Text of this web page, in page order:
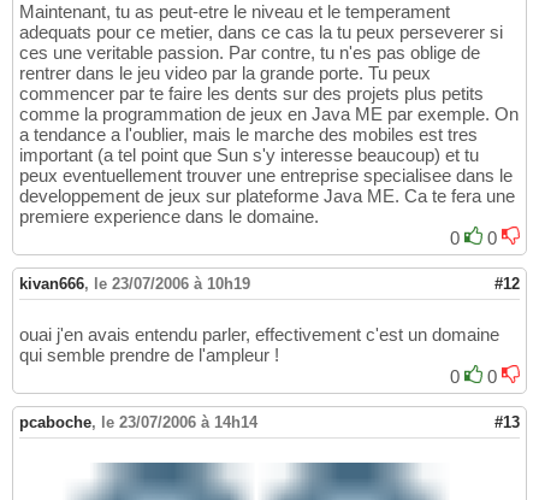
Maintenant, tu as peut-etre le niveau et le temperament
adequats pour ce metier, dans ce cas la tu peux perseverer si
ces une veritable passion. Par contre, tu n'es pas oblige de
rentrer dans le jeu video par la grande porte. Tu peux
commencer par te faire les dents sur des projets plus petits
comme la programmation de jeux en Java ME par exemple. On
a tendance a l'oublier, mais le marche des mobiles est tres
important (a tel point que Sun s'y interesse beaucoup) et tu
peux eventuellement trouver une entreprise specialisee dans le
developpement de jeux sur plateforme Java ME. Ca te fera une
premiere experience dans le domaine.
0
0
kivan666, le 23/07/2006 à 10h19 #12
ouai j'en avais entendu parler, effectivement c'est un domaine
qui semble prendre de l'ampleur !
0
0
pcaboche, le 23/07/2006 à 14h14 #13